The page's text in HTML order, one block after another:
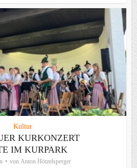
Kultur
KURKONZERT
IM KURPARK
von Anton Hötzelsperger